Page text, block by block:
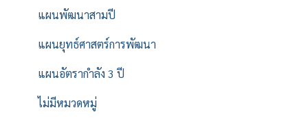
แผนพัฒนาสามปี
แผนยุทธ์ศาสตร์การพัฒนา
แผนอัตรากำลัง 3 ปี
ไม่มีหมวดหมู่